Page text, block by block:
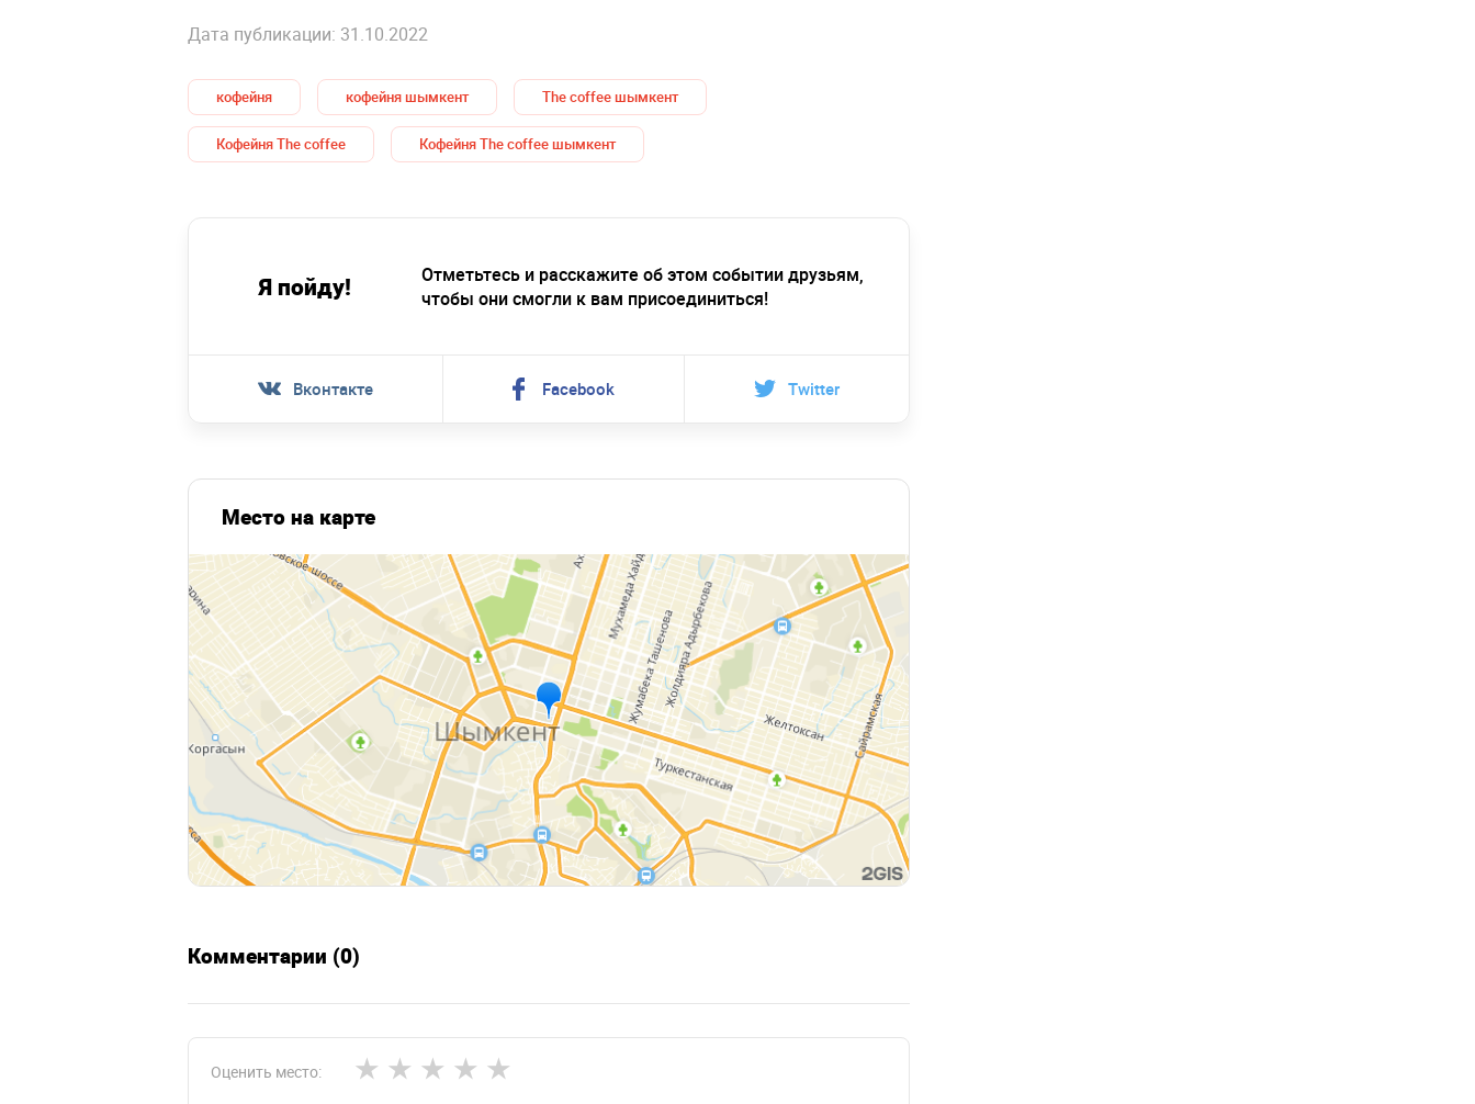
Дата публикации: 31.10.2022
кофейня кофейня шымкент The coffee шымкент
Кофейня The coffee Кофейня The coffee шымкент
Я пойду!
Отметьтесь и расскажите об этом событии друзьям,
чтобы они смогли к вам присоединиться!
Вконтакте Facebook Twitter
Место на карте
Комментарии (0)
Оценить место: